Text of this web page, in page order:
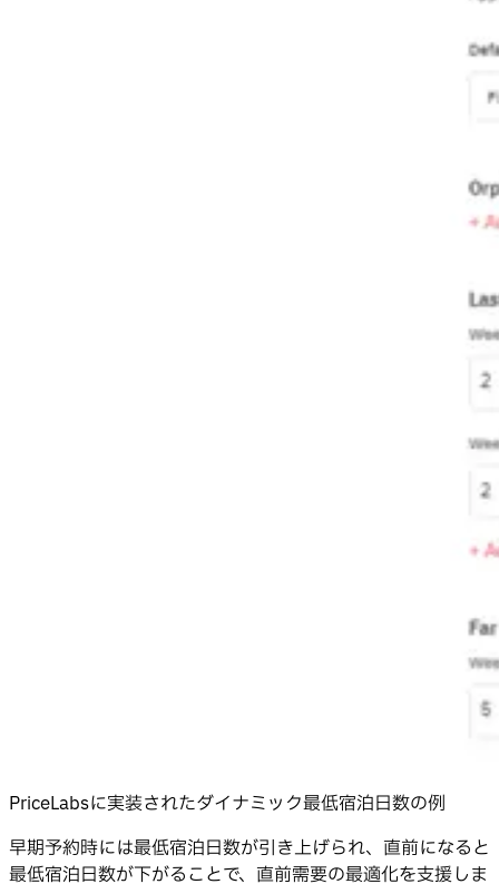
PriceLabsに実装されたダイナミック最低宿泊日数の例
早期予約時には最低宿泊日数が引き上げられ、直前になると
最低宿泊日数が下がることで、直前需要の最適化を支援しま